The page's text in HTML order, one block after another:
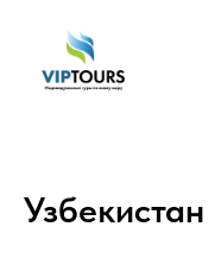
Узбекистан